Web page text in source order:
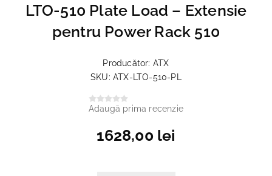
LTO-510 Plate Load – Extensie
pentru Power Rack 510
Producător: ATX
SKU: ATX-LTO-510-PL
Adaugă prima recenzie
1628,00 lei